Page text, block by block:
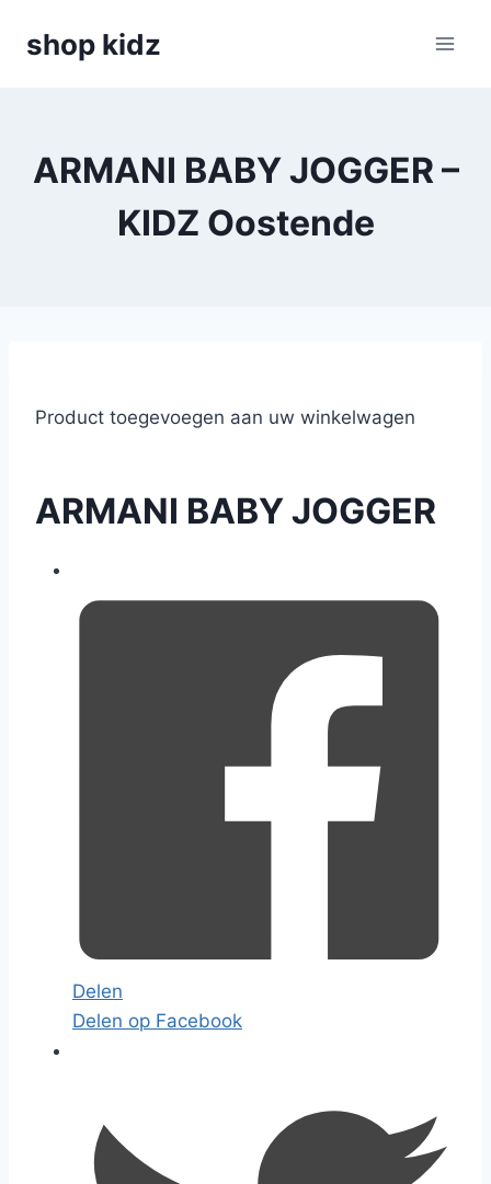
shop kidz
ARMANI BABY JOGGER –
KIDZ Oostende
Product toegevoegen aan uw winkelwagen
ARMANI BABY JOGGER
Delen
Delen op Facebook